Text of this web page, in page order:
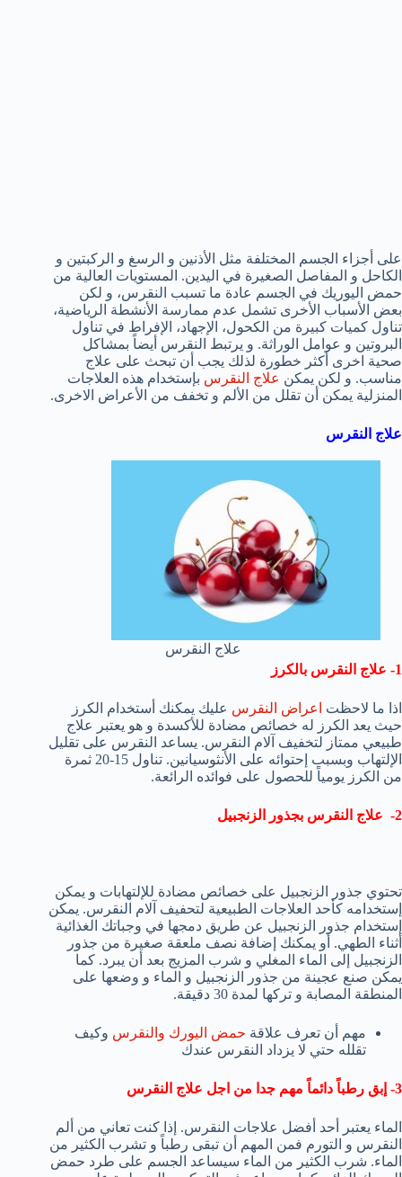
على أجزاء الجسم المختلفة مثل الأذنين و الرسغ و الركبتين و
الكاحل و المفاصل الصغيرة في اليدين. المستويات العالية من
حمض اليوريك في الجسم عادة ما تسبب النقرس، و لكن
بعض الأسباب الأخرى تشمل عدم ممارسة الأنشطة الرياضية،
تناول كميات كبيرة من الكحول، الإجهاد، الإفراط في تناول
البروتين و عوامل الوراثة. و يرتبط النقرس أيضاً بمشاكل
صحية اخرى أكثر خطورة لذلك يجب أن تبحث على علاج
مناسب. و لكن يمكن علاج النقرس بإستخدام هذه العلاجات
المنزلية يمكن أن تقلل من الألم و تخفف من الأعراض الاخرى.
علاج النقرس
علاج النقرس
1- علاج النقرس بالكرز
اذا ما لاحظت اعراض النقرس عليك يمكنك أستخدام الكرز
حيث يعد الكرز له خصائص مضادة للأكسدة و هو يعتبر علاج
طبيعي ممتاز لتخفيف آلام النقرس. يساعد النقرس على تقليل
الإلتهاب وبسبب إحتوائه على الأنثوسيانين. تناول 15-20 ثمرة
من الكرز يومياً للحصول على فوائده الرائعة.
2- علاج النقرس بجذور الزنجبيل
تحتوي جذور الزنجبيل على خصائص مضادة للإلتهابات و يمكن
إستخدامه كأحد العلاجات الطبيعية لتحفيف آلام النقرس. يمكن
إستخدام جذور الزنجبيل عن طريق دمجها في وجباتك الغذائية
أثناء الطهي. أو يمكنك إضافة نصف ملعقة صغيرة من جذور
الزنجبيل إلى الماء المغلي و شرب المزيج بعد أن يبرد. كما
يمكن صنع عجينة من جذور الزنجبيل و الماء و وضعها على
المنطقة المصابة و تركها لمدة 30 دقيقة.
مهم أن تعرف علاقة حمض اليورك والنقرس وكيف
تقلله حتي لا يزداد النقرس عندك
3- إبق رطباً دائماً مهم جدا من اجل علاج النقرس
الماء يعتبر أحد أفضل علاجات النقرس. إذا كنت تعاني من ألم
النقرس و التورم فمن المهم أن تبقى رطباً و تشرب الكثير من
الماء. شرب الكثير من الماء سيساعد الجسم على طرد حمض